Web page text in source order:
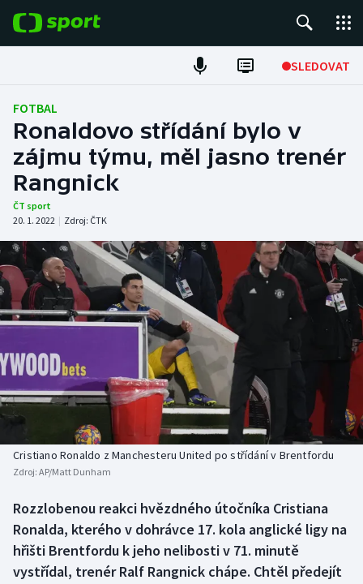
SLEDOVAT
ME v atletice
ME v plavání
Fotbal
Hokej
Tenis
DALŠÍ SPORTY
Atletika
Baseball a softbal
Basketbal
Boby a skeleton
Box
Soutěže
Historické návraty
Aplikace ČT sport
FOTBAL
Ronaldovo střídání bylo v
zájmu týmu, měl jasno trenér
Rangnick
ČT sport
20. 1. 2022 | Zdroj: ČTK
Cristiano Ronaldo z Manchesteru United po střídání v Brentfordu
Zdroj: AP/Matt Dunham
Rozzlobenou reakci hvězdného útočníka Cristiana
Ronalda, kterého v dohrávce 17. kola anglické ligy na
hřišti Brentfordu k jeho nelibosti v 71. minutě
vystřídal, trenér Ralf Rangnick chápe. Chtěl předejít